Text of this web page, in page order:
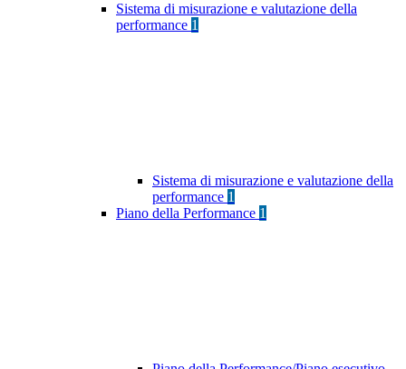
Sistema di misurazione e valutazione della
performance 1
Sistema di misurazione e valutazione della
performance 1
Piano della Performance 1